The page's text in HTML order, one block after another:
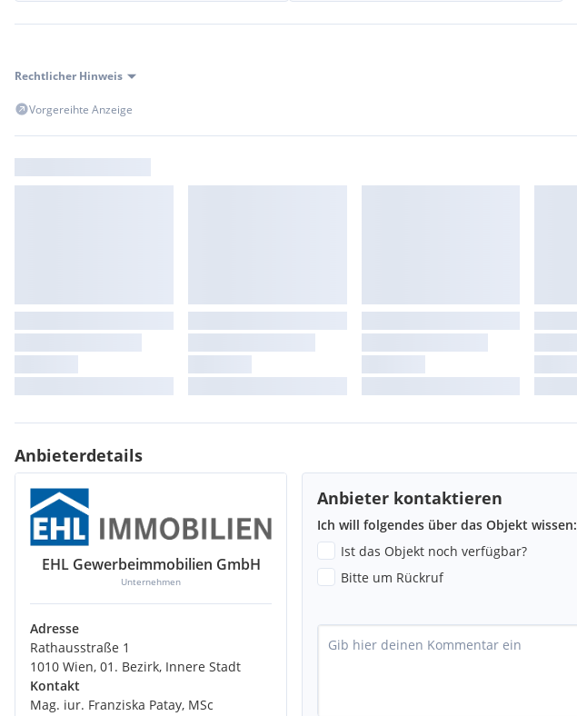
Rechtlicher Hinweis
Vorgereihte Anzeige
Anbieterdetails
EHL Gewerbeimmobilien GmbH
Unternehmen
Adresse
Rathausstraße 1
1010 Wien, 01. Bezirk, Innere Stadt
Kontakt
Mag. iur. Franziska Patay, MSc
Anbieter kontaktieren
Ich will folgendes über das Objekt wissen:
Ist das Objekt noch verfügbar?
Bitte um Rückruf